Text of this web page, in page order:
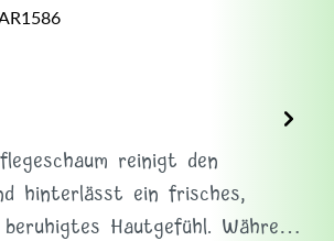
reinigt den
hinterlässt ein frisches,
Hautgefühl. Währe…